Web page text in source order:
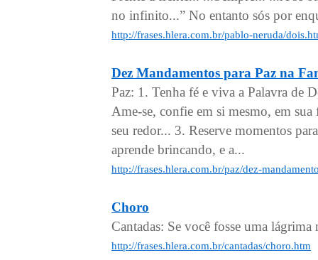
no infinito...” No entanto sós por
http://frases.hlera.com.br/pablo-neruda/
Dez Mandamentos para Paz na
Paz: 1. Tenha fé e viva a Palavra de
Ame-se, confie em si mesmo, em
seu redor... 3. Reserve momentos
aprende brincando, e a...
http://frases.hlera.com.br/paz/dez-
Choro
Cantadas: Se você fosse uma
http://frases.hlera.com.br/cantadas/choro.htm